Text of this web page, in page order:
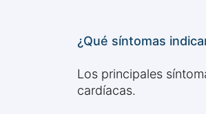
¿Qué síntomas
Los principales
cardíacas.